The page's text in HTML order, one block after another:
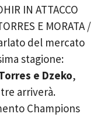
IN ATTACCO
E MORATA /
del mercato
stagione:
e Dzeko,
arriverà.
Champions